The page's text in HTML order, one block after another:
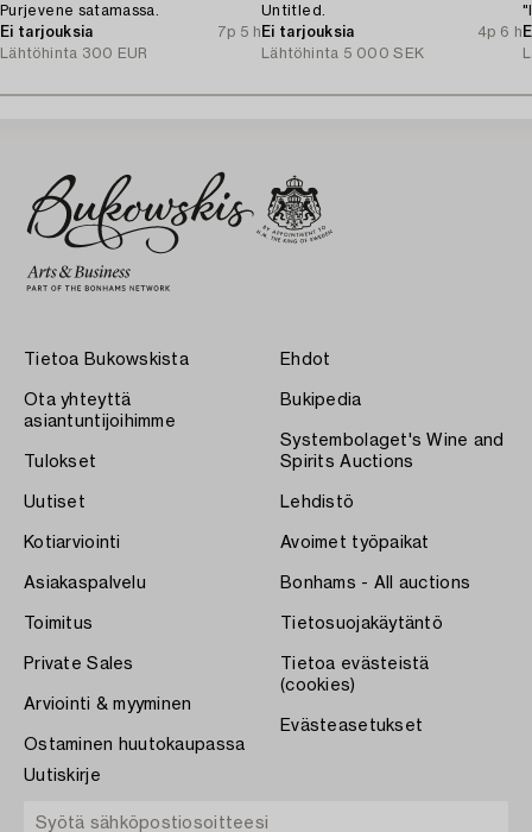
Purjevene satamassa.
Ei tarjouksia
7p 5 h
Lähtöhinta 300 EUR
Untitled.
Ei tarjouksia
4p 6 h
Lähtöhinta 5 000 SEK
Tietoa Bukowskista
Ota yhteyttä
asiantuntijoihimme
Tulokset
Uutiset
Kotiarviointi
Asiakaspalvelu
Toimitus
Private Sales
Arviointi & myyminen
Ostaminen huutokaupassa
Ehdot
Bukipedia
Systembolaget's Wine and
Spirits Auctions
Lehdistö
Avoimet työpaikat
Bonhams - All auctions
Tietosuojakäytäntö
Tietoa evästeistä
(cookies)
Evästeasetukset
Uutiskirje